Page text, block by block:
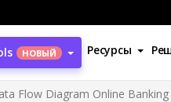
НОВЫЙ Ресурсы
Flow Diagram Online